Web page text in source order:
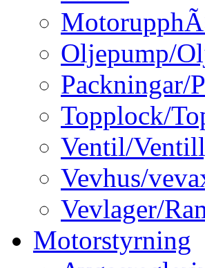
Oljepump/
Packningar/
Topplock/
Ventil/
Vevhus/
Vevlager/
Motorstyrning